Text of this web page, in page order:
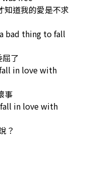
知道我的愛是不求
bad thing to fall
了
in love with
事
in love with
？